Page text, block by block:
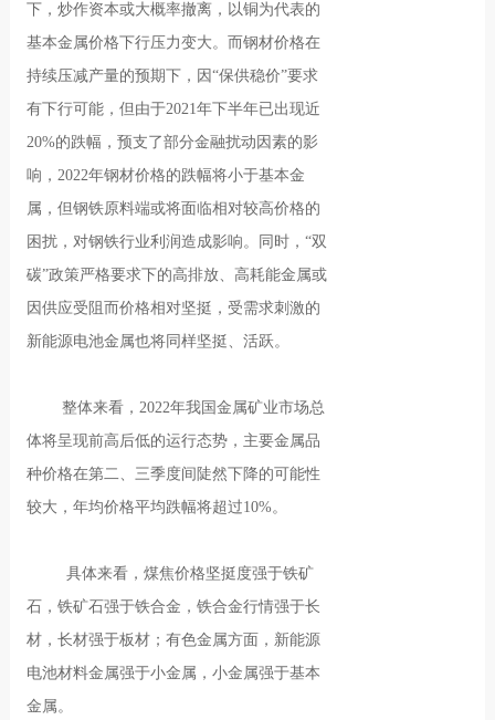
下，炒作资本或大概率撤离，以铜为代表的
基本金属价格下行压力变大。而钢材价格在
持续压减产量的预期下，因“保供稳价”要求
有下行可能，但由于2021年下半年已出现近
20%的跌幅，预支了部分金融扰动因素的影
响，2022年钢材价格的跌幅将小于基本金
属，但钢铁原料端或将面临相对较高价格的
困扰，对钢铁行业利润造成影响。同时，“双
碳”政策严格要求下的高排放、高耗能金属或
因供应受阻而价格相对坚挺，受需求刺激的
新能源电池金属也将同样坚挺、活跃。
整体来看，2022年我国金属矿业市场总
体将呈现前高后低的运行态势，主要金属品
种价格在第二、三季度间陡然下降的可能性
较大，年均价格平均跌幅将超过10%。
具体来看，煤焦价格坚挺度强于铁矿
石，铁矿石强于铁合金，铁合金行情强于长
材，长材强于板材；有色金属方面，新能源
电池材料金属强于小金属，小金属强于基本
金属。